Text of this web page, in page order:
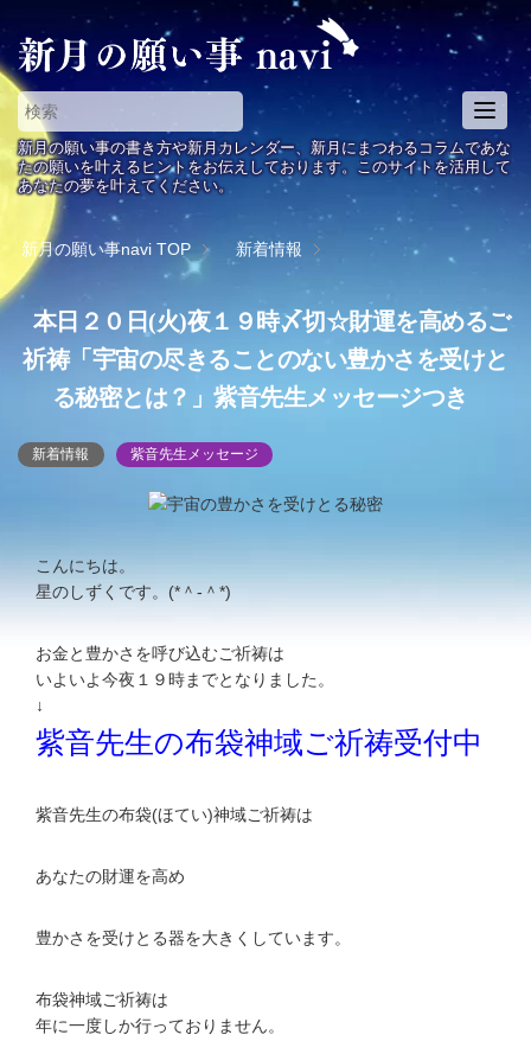
T
o
g
g
e
v
g
新月の願い事の書き方や新月カレンダー、新月にまつわるコラムであな
たの願いを叶えるヒントをお伝えしております。このサイトを活用して
あなたの夢を叶えてください。
新月の願い事navi TOP 新着情報
本日２０日(火)夜１９時〆切☆財運を高めるご
祈祷「宇宙の尽きることのない豊かさを受けと
る秘密とは？」紫音先生メッセージつき
新着情報 紫音先生メッセージ
こんにちは。
星のしずくです。(*＾-＾*)
お金と豊かさを呼び込むご祈祷は
いよいよ今夜１９時までとなりました。
↓
紫音先生の布袋神域ご祈祷受付中
紫音先生の布袋(ほてい)神域ご祈祷は
あなたの財運を高め
豊かさを受けとる器を大きくしています。
布袋神域ご祈祷は
年に一度しか行っておりません。